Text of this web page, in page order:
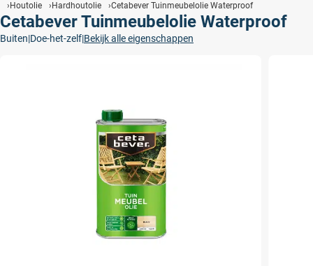
Houtolie Hardhoutolie Cetabever Tuinmeubelolie Waterproof
Cetabever Tuinmeubelolie Waterproof
Buiten|Doe-het-zelf|Bekijk alle eigenschappen